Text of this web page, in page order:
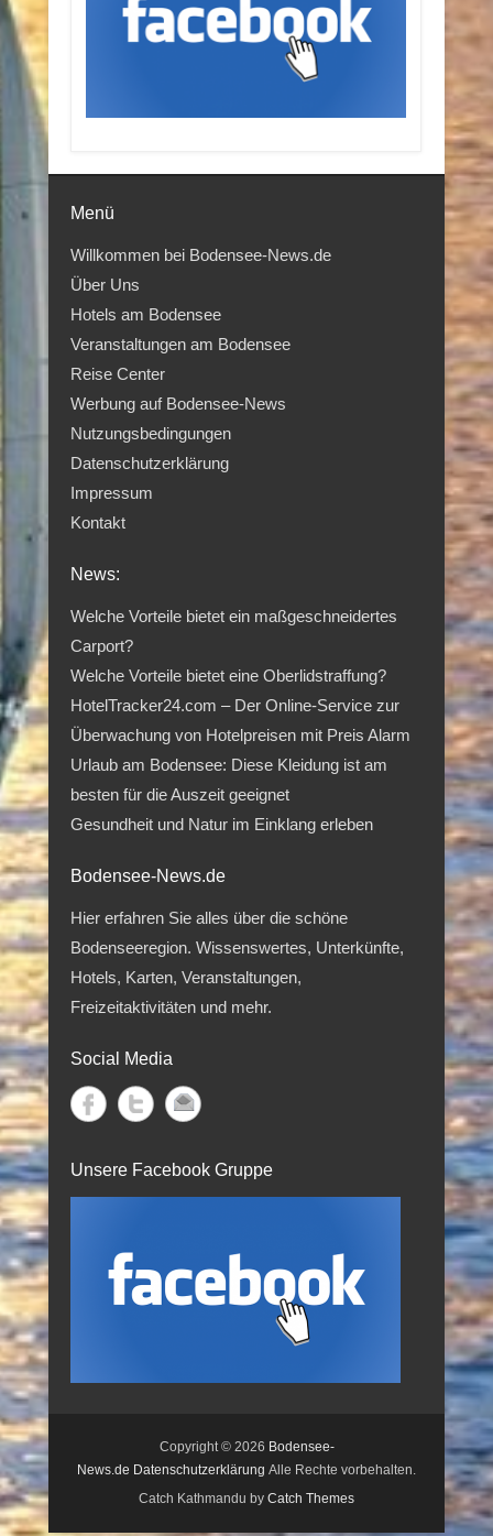
Menü
Willkommen bei Bodensee-News.de
Über Uns
Hotels am Bodensee
Veranstaltungen am Bodensee
Reise Center
Werbung auf Bodensee-News
Nutzungsbedingungen
Datenschutzerklärung
Impressum
Kontakt
News:
Welche Vorteile bietet ein maßgeschneidertes
Carport?
Welche Vorteile bietet eine Oberlidstraffung?
HotelTracker24.com – Der Online-Service zur
Überwachung von Hotelpreisen mit Preis Alarm
Urlaub am Bodensee: Diese Kleidung ist am
besten für die Auszeit geeignet
Gesundheit und Natur im Einklang erleben
Bodensee-News.de
Hier erfahren Sie alles über die schöne
Bodenseeregion. Wissenswertes, Unterkünfte,
Hotels, Karten, Veranstaltungen,
Freizeitaktivitäten und mehr.
Social Media
Unsere Facebook Gruppe
Copyright © 2026 Bodensee-
News.de Datenschutzerklärung Alle Rechte vorbehalten.
Catch Kathmandu by Catch Themes